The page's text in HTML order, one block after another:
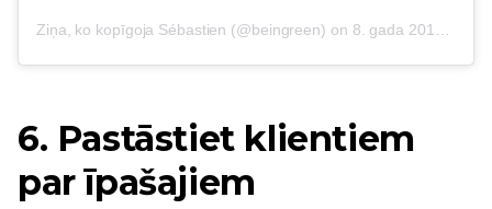
Ziņa, ko kopīgoja Sébastien (@beingreen) on 8. gada 2017. maijā plkst. 1:30 PDT
6. Pastāstiet klientiem
par īpašajiem